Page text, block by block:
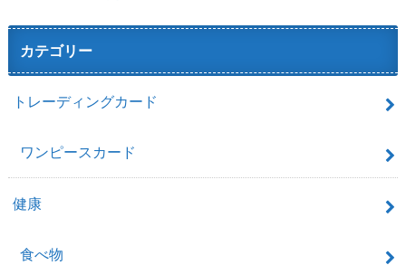
カテゴリー
トレーディングカード
ワンピースカード
健康
食べ物